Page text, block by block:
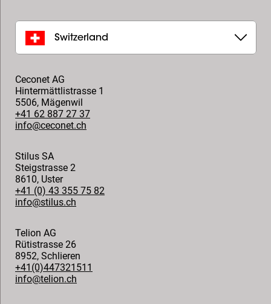
Switzerland
Ceconet AG
Hintermättlistrasse 1
5506, Mägenwil
+41 62 887 27 37
info@ceconet.ch
Stilus SA
Steigstrasse 2
8610, Uster
+41 (0) 43 355 75 82
info@stilus.ch
Telion AG
Rütistrasse 26
8952, Schlieren
+41(0)447321511
info@telion.ch